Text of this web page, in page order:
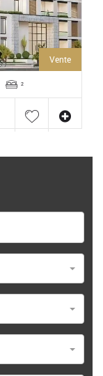
Vente
2